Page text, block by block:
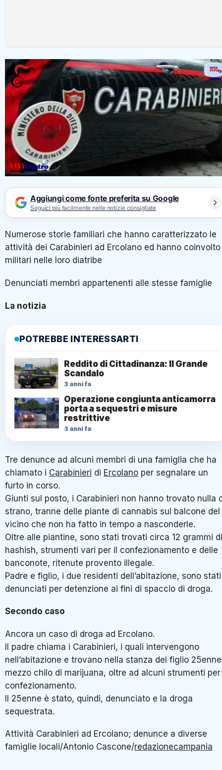
Aggiungi come fonte preferita su Google
Seguici più facilmente nelle notizie consigliate
Numerose storie familiari che hanno caratterizzato le
attività dei Carabinieri ad Ercolano ed hanno
militari nelle loro diatribe
Denunciati membri appartenenti alle stesse famiglie
La notizia
POTREBBE INTERESSARTI
Reddito di Cittadinanza: Il Grande
Scandalo
3 anni fa
Operazione congiunta anticamorra
porta a sequestri e misure
restrittive
3 anni fa
Tre denunce ad alcuni membri di una famiglia che ha
chiamato i Carabinieri di Ercolano per segnalare un
furto in corso.
Giunti sul posto, i Carabinieri non hanno trovato nulla
strano, tranne delle piante di cannabis sul balcone del
vicino che non ha fatto in tempo a nasconderle.
Oltre alle piantine, sono stati trovati circa 12 grammi di
hashish, strumenti vari per il confezionamento e delle
banconote, ritenute provento illegale.
Padre e figlio, i due residenti dell’abitazione, sono stati
denunciati per detenzione ai fini di spaccio di droga.
Secondo caso
Ancora un caso di droga ad Ercolano.
Il padre chiama i Carabinieri, i quali intervengono
nell’abitazione e trovano nella stanza del figlio 25enne
mezzo chilo di marijuana, oltre ad alcuni strumenti
confezionamento.
Il 25enne è stato, quindi, denunciato e la droga
sequestrata.
Attività Carabinieri ad Ercolano; denunce a diverse
famiglie locali/Antonio Cascone/redazionecampania